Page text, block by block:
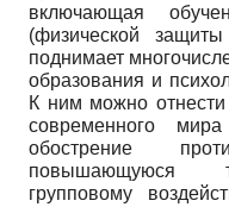
включающая
(физической
поднимает
образования и
К ним можно отнести
современного
обострение
повышающуюся
групповому